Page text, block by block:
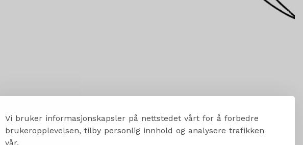
Vi bruker informasjonskapsler på nettstedet vårt for å forbedre
brukeropplevelsen, tilby personlig innhold og analysere trafikken
vår.